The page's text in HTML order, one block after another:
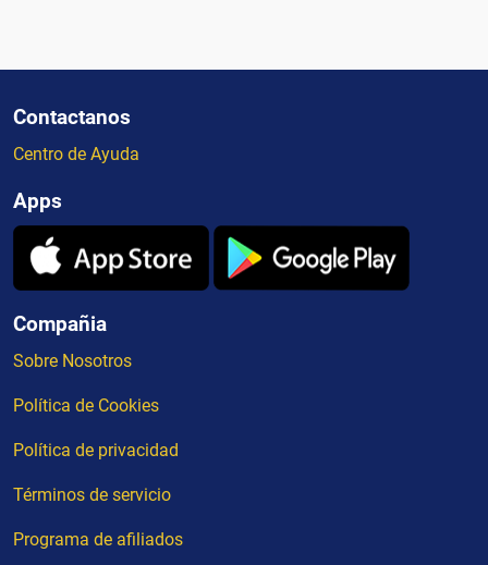
Contactanos
Centro de Ayuda
Apps
Compañia
Sobre Nosotros
Política de Cookies
Política de privacidad
Términos de servicio
Programa de afiliados